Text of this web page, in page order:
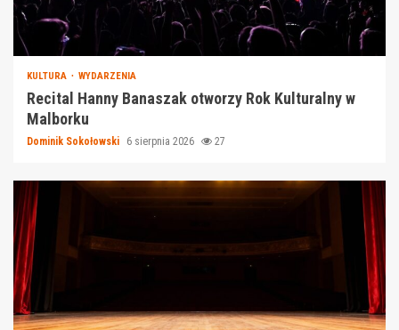
KULTURA WYDARZENIA
Recital Hanny Banaszak otworzy Rok Kulturalny w
Malborku
Dominik Sokołowski 6 sierpnia 2026 27